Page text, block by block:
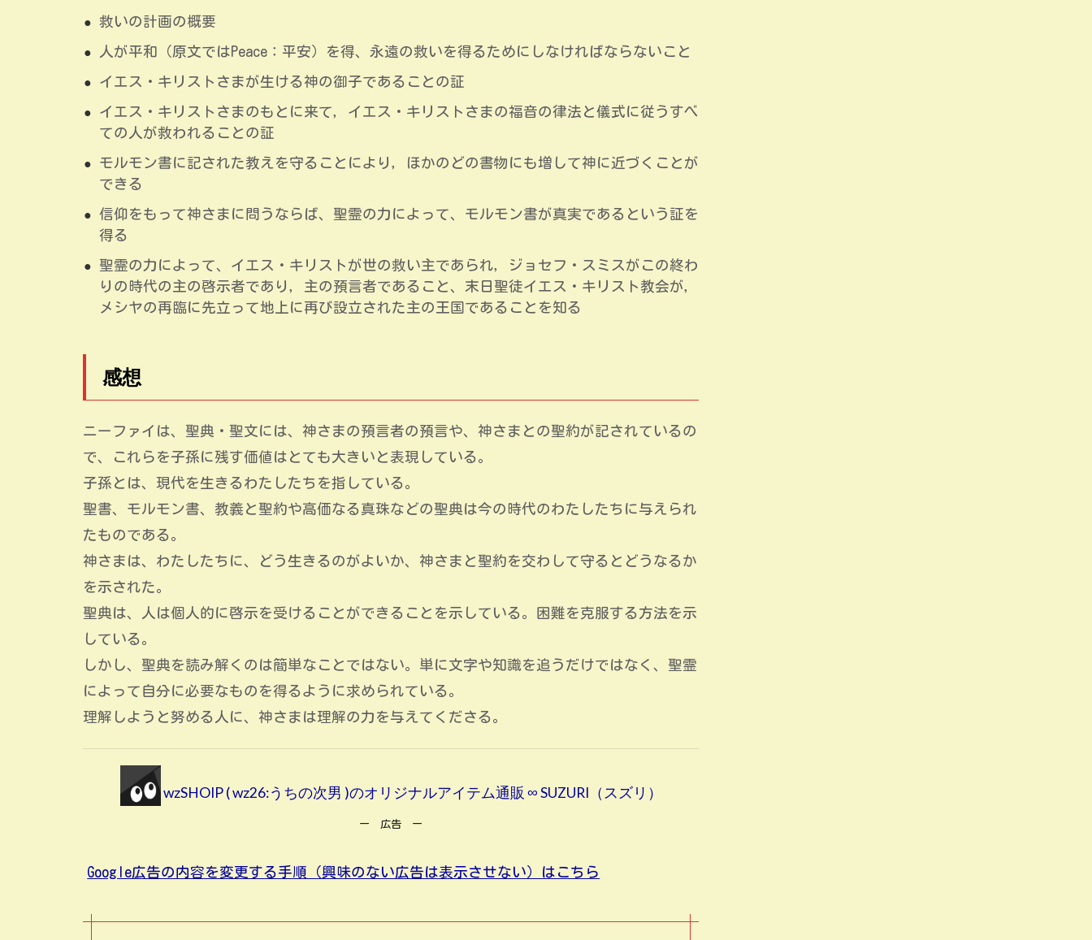
救いの計画の概要
人が平和（原文ではPeace：平安）を得、永遠の救いを得るためにしなければならないこと
イエス・キリストさまが生ける神の御子であることの証
イエス・キリストさまのもとに来て，イエス・キリストさまの福音の律法と儀式に従うすべ
ての人が救われることの証
モルモン書に記された教えを守ることにより，ほかのどの書物にも増して神に近づくことが
できる
信仰をもって神さまに問うならば、聖霊の力によって、モルモン書が真実であるという証を
得る
聖霊の力によって、イエス・キリストが世の救い主であられ，ジョセフ・スミスがこの終わ
りの時代の主の啓示者であり，主の預言者であること、末日聖徒イエス・キリスト教会が，
メシヤの再臨に先立って地上に再び設立された主の王国であることを知る
感想
ニーファイは、聖典・聖文には、神さまの預言者の預言や、神さまとの聖約が記されているの
で、これらを子孫に残す価値はとても大きいと表現している。
子孫とは、現代を生きるわたしたちを指している。
聖書、モルモン書、教義と聖約や高価なる真珠などの聖典は今の時代のわたしたちに与えられ
たものである。
神さまは、わたしたちに、どう生きるのがよいか、神さまと聖約を交わして守るとどうなるか
を示された。
聖典は、人は個人的に啓示を受けることができることを示している。困難を克服する方法を示
している。
しかし、聖典を読み解くのは簡単なことではない。単に文字や知識を追うだけではなく、聖霊
によって自分に必要なものを得るように求められている。
理解しようと努める人に、神さまは理解の力を与えてくださる。
wzSHOIP ( wz26:うちの次男 )のオリジナルアイテム通販 ∞ SUZURI（スズリ）
ー 広告 ー
Google広告の内容を変更する手順（興味のない広告は表示させない）はこちら